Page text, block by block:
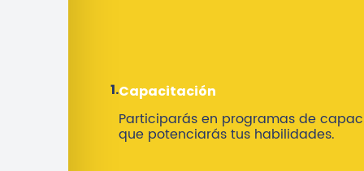
1.Capacitación
Participarás en programas de
que potenciarás tus habilidades.